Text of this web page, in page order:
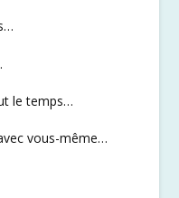
le temps…
vous-même…